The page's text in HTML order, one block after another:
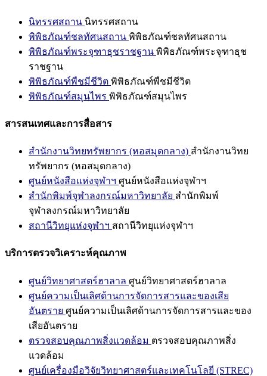
นิทรรศสถาน นิทรรศสถาน
พิพิธภัณฑ์ชลทัศนสถาน พิพิธภัณฑ์ชลทัศนสถาน
พิพิธภัณฑ์พระจุฑาธุชราชฐาน พิพิธภัณฑ์พระจุฑาธุช
ราชฐาน
พิพิธภัณฑ์พืชมีชีวิต พิพิธภัณฑ์พืชมีชีวิต
พิพิธภัณฑ์สมุนไพร พิพิธภัณฑ์สมุนไพร
สารสนเทศและการสื่อสาร
สำนักงานวิทยทรัพยากร (หอสมุดกลาง) สำนักงานวิทย
ทรัพยากร (หอสมุดกลาง)
ศูนย์หนังสือแห่งจุฬาฯ ศูนย์หนังสือแห่งจุฬาฯ
สำนักพิมพ์จุฬาลงกรณ์มหาวิทยาลัย สำนักพิมพ์
จุฬาลงกรณ์มหาวิทยาลัย
สถานีวิทยุแห่งจุฬาฯ สถานีวิทยุแห่งจุฬาฯ
บริการตรวจวิเคราะห์คุณภาพ
ศูนย์วิทยาศาสตร์ฮาลาล ศูนย์วิทยาศาสตร์ฮาลาล
ศูนย์ความเป็นเลิศด้านการจัดการสารและของเสีย
อันตราย ศูนย์ความเป็นเลิศด้านการจัดการสารและของ
เสียอันตราย
ตรวจสอบคุณภาพสิ่งแวดล้อม ตรวจสอบคุณภาพสิ่ง
แวดล้อม
ศูนย์เครื่องมือวิจัยวิทยาศาสตร์และเทคโนโลยี (STREC)